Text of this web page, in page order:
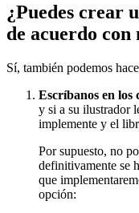
¿Puedes crear
de acuerdo con
Sí, también podemos
Escríbanos en los
y si a su ilustrador
implemente y el
Por supuesto, no
definitivamente se
que
opción: